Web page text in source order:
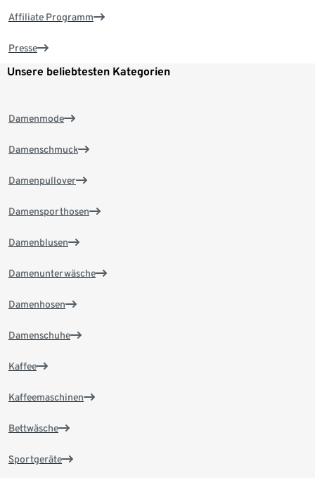
Affiliate Programm
Presse
Unsere beliebtesten Kategorien
Damenmode
Damenschmuck
Damenpullover
Damensporthosen
Damenblusen
Damenunterwäsche
Damenhosen
Damenschuhe
Kaffee
Kaffeemaschinen
Bettwäsche
Sportgeräte